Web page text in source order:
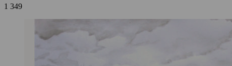
1 349